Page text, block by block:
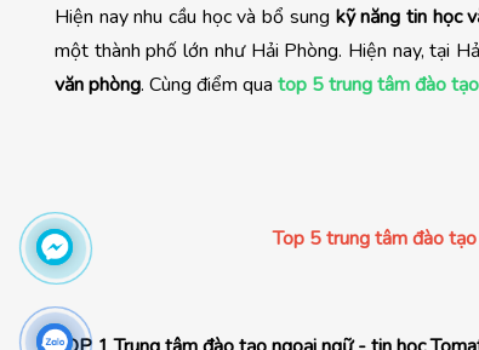
Hiện nay nhu cầu học và bổ sung kỹ năng tin học
một thành phố lớn như Hải Phòng. Hiện nay, tại
văn phòng. Cùng điểm qua top 5 trung tâm đào